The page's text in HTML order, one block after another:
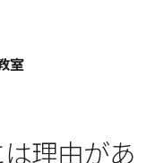
室
理由があ